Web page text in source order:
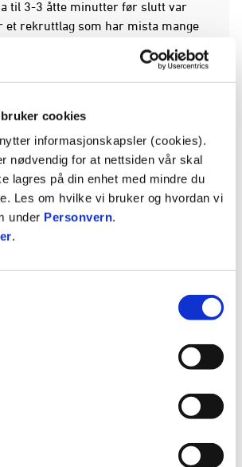
cookies
informasjonskapsler (cookies).
nødvendig for at nettsiden vår skal
lagres på din enhet med mindre du
Les om hvilke vi bruker og hvordan vi
under Personvern.
.
til 3-3 åtte minutter før slutt var
et rekruttlag som har mista mange
hadde et skudd som keeper fikk
for de helhvite. To minutter
dommer av kampen, og
to veldig viktige poeng.